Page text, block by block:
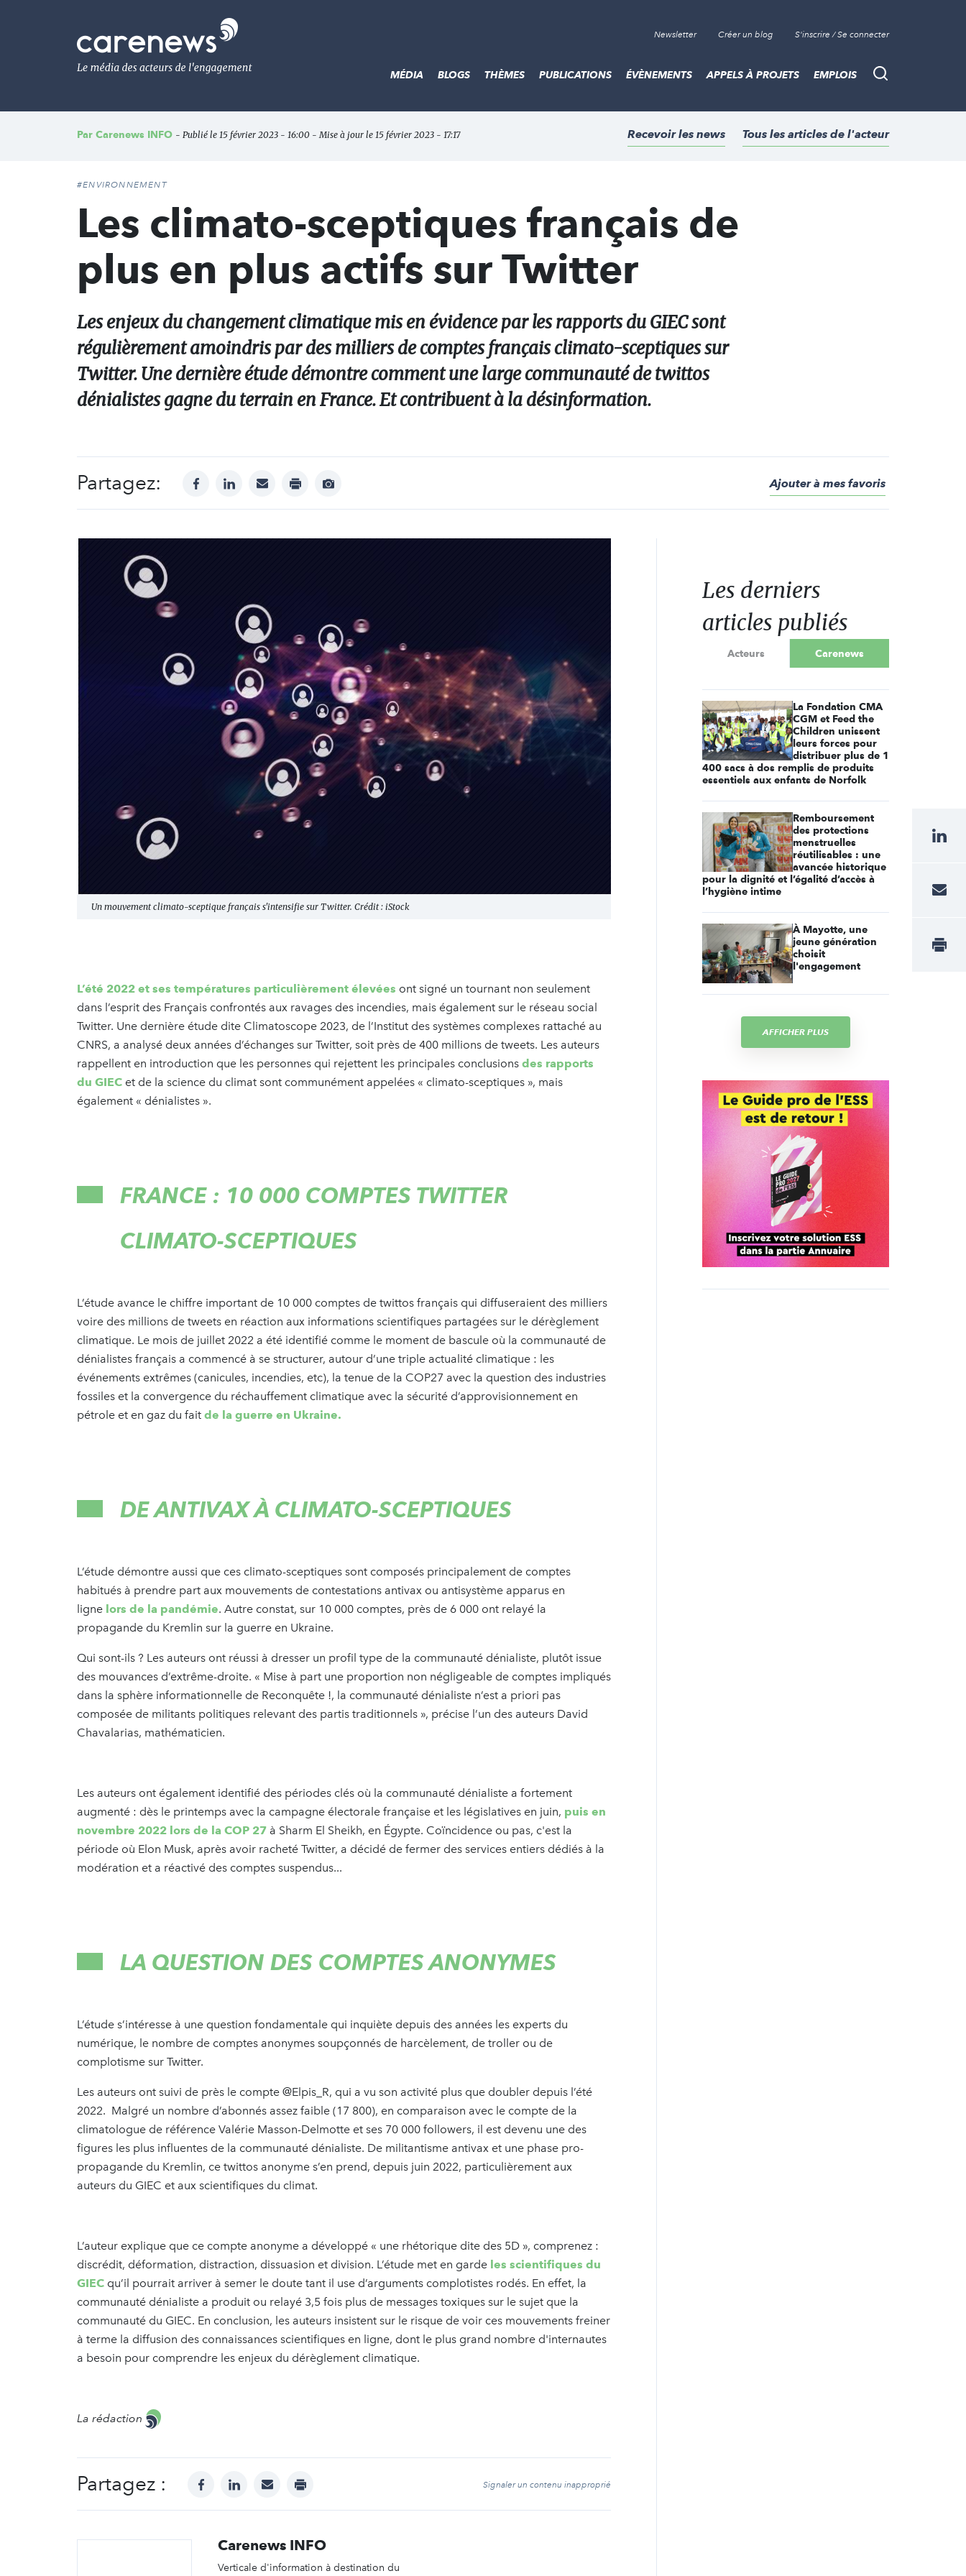
Le
média
de
l'engagement
Newsletter Créer un blog S'inscrire / Se connecter
Recherche
MÉDIA BLOGS THÈMES PUBLICATIONS ÉVÈNEMENTS APPELS À PROJETS EMPLOIS
Par Carenews INFO - Publié le 15 février 2023 - 16:00 - Mise à jour le 15 février 2023 - 17:17 Recevoir les news Tous les articles de l'acteur
#ENVIRONNEMENT
Les climato-sceptiques français de
plus en plus actifs sur Twitter
Les enjeux du changement climatique mis en évidence par les rapports du GIEC sont
régulièrement amoindris par des milliers de comptes français climato-sceptiques sur
Twitter. Une dernière étude démontre comment une large communauté de twittos
dénialistes gagne du terrain en France. Et contribuent à la désinformation.
Partagez: facebooklinkedinmail print
Afficher
Ajouter à mes favoris
Un mouvement climato-sceptique français s'intensifie sur Twitter. Crédit : iStock
L’été 2022 et ses températures particulièrement élevées ont signé un tournant non seulement
dans l’esprit des Français confrontés aux ravages des incendies, mais également sur le réseau social
Twitter. Une dernière étude dite Climatoscope 2023, de l’Institut des systèmes complexes rattaché au
CNRS, a analysé deux années d’échanges sur Twitter, soit près de 400 millions de tweets. Les auteurs
rappellent en introduction que les personnes qui rejettent les principales conclusions des rapports
du GIEC et de la science du climat sont communément appelées « climato-sceptiques », mais
également « dénialistes ».
FRANCE : 10 000 COMPTES TWITTER
CLIMATO-SCEPTIQUES
L’étude avance le chiffre important de 10 000 comptes de twittos français qui diffuseraient des milliers
voire des millions de tweets en réaction aux informations scientifiques partagées sur le dérèglement
climatique. Le mois de juillet 2022 a été identifié comme le moment de bascule où la communauté de
dénialistes français a commencé à se structurer, autour d’une triple actualité climatique : les
événements extrêmes (canicules, incendies, etc), la tenue de la COP27 avec la question des industries
fossiles et la convergence du réchauffement climatique avec la sécurité d’approvisionnement en
pétrole et en gaz du fait de la guerre en Ukraine.
DE ANTIVAX À CLIMATO-SCEPTIQUES
L’étude démontre aussi que ces climato-sceptiques sont composés principalement de comptes
habitués à prendre part aux mouvements de contestations antivax ou antisystème apparus en
ligne lors de la pandémie. Autre constat, sur 10 000 comptes, près de 6 000 ont relayé la
propagande du Kremlin sur la guerre en Ukraine.
Qui sont-ils ? Les auteurs ont réussi à dresser un profil type de la communauté dénialiste, plutôt issue
des mouvances d’extrême-droite. « Mise à part une proportion non négligeable de comptes impliqués
dans la sphère informationnelle de Reconquête !, la communauté dénialiste n’est a priori pas
composée de militants politiques relevant des partis traditionnels », précise l’un des auteurs David
Chavalarias, mathématicien.
Les auteurs ont également identifié des périodes clés où la communauté dénialiste a fortement
augmenté : dès le printemps avec la campagne électorale française et les législatives en juin, puis en
novembre 2022 lors de la COP 27 à Sharm El Sheikh, en Égypte. Coïncidence ou pas, c'est la
période où Elon Musk, après avoir racheté Twitter, a décidé de fermer des services entiers dédiés à la
modération et a réactivé des comptes suspendus...
LA QUESTION DES COMPTES ANONYMES
L’étude s’intéresse à une question fondamentale qui inquiète depuis des années les experts du
numérique, le nombre de comptes anonymes soupçonnés de harcèlement, de troller ou de
complotisme sur Twitter.
Les auteurs ont suivi de près le compte @Elpis_R, qui a vu son activité plus que doubler depuis l’été
2022. Malgré un nombre d’abonnés assez faible (17 800), en comparaison avec le compte de la
climatologue de référence Valérie Masson-Delmotte et ses 70 000 followers, il est devenu une des
figures les plus influentes de la communauté dénialiste. De militantisme antivax et une phase pro-
propagande du Kremlin, ce twittos anonyme s’en prend, depuis juin 2022, particulièrement aux
auteurs du GIEC et aux scientifiques du climat.
L’auteur explique que ce compte anonyme a développé « une rhétorique dite des 5D », comprenez :
discrédit, déformation, distraction, dissuasion et division. L’étude met en garde les scientifiques du
GIEC qu’il pourrait arriver à semer le doute tant il use d’arguments complotistes rodés. En effet, la
communauté dénialiste a produit ou relayé 3,5 fois plus de messages toxiques sur le sujet que la
communauté du GIEC. En conclusion, les auteurs insistent sur le risque de voir ces mouvements freiner
à terme la diffusion des connaissances scientifiques en ligne, dont le plus grand nombre d'internautes
a besoin pour comprendre les enjeux du dérèglement climatique.
La rédaction
Partagez : facebooklinkedinmail print Signaler un contenu inapproprié
Carenews INFO
Verticale d'information à destination du
Les derniers
articles publiés
Acteurs Carenews
La Fondation CMA
CGM et Feed the
Children unissent
leurs forces pour
distribuer plus de 1
400 sacs à dos remplis de produits
essentiels aux enfants de Norfolk
Remboursement
des protections
menstruelles
réutilisables : une
avancée historique
pour la dignité et l’égalité d’accès à
l’hygiène intime
À Mayotte, une
jeune génération
choisit
l'engagement
AFFICHER PLUS